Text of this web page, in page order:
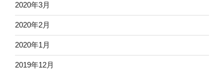
2020年3月
2020年2月
2020年1月
2019年12月